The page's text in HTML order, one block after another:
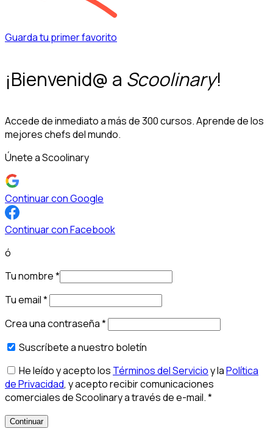
Guarda tu primer favorito
¡Bienvenid@ a Scoolinary!
Accede de inmediato a más de 300 cursos. Aprende de los
mejores chefs del mundo.
Únete a Scoolinary
Continuar con Google
Continuar con Facebook
ó
Tu nombre*
Tu email*
Crea una contraseña*
Suscríbete a nuestro boletín
He leído y acepto los Términos del Servicioy laPolítica
de Privacidad, y acepto recibir comunicaciones
comerciales de Scoolinary a través de e-mail.*
Continuar